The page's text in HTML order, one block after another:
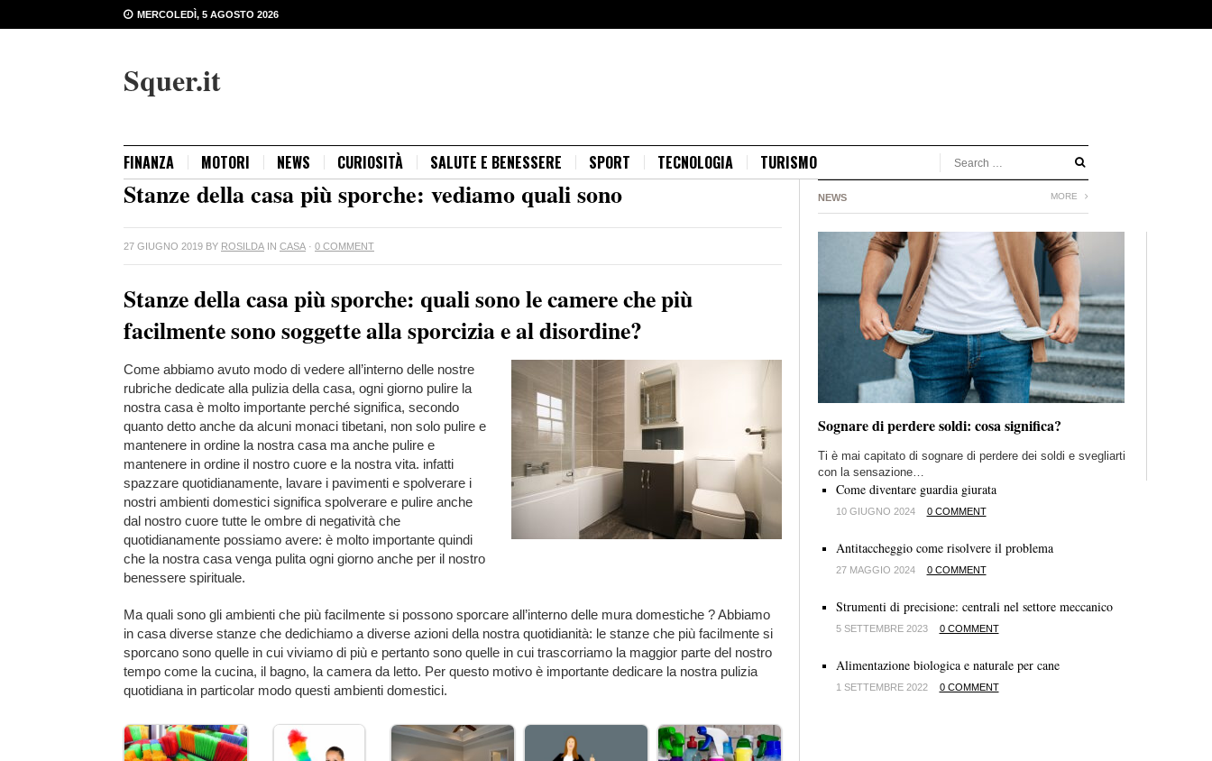
MERCOLEDÌ, 5 AGOSTO 2026
Squer.it
FINANZA MOTORI NEWS CURIOSITÀ SALUTE E BENESSERE SPORT TECNOLOGIA TURISMO
Stanze della casa più sporche: vediamo quali sono
27 GIUGNO 2019 BY ROSILDA IN CASA · 0 COMMENT
Stanze della casa più sporche: quali sono le camere che più
facilmente sono soggette alla sporcizia e al disordine?
Come abbiamo avuto modo di vedere all’interno delle nostre
rubriche dedicate alla pulizia della casa, ogni giorno pulire la
nostra casa è molto importante perché significa, secondo
quanto detto anche da alcuni monaci tibetani, non solo pulire e
mantenere in ordine la nostra casa ma anche pulire e
mantenere in ordine il nostro cuore e la nostra vita. infatti
spazzare quotidianamente, lavare i pavimenti e spolverare i
nostri ambienti domestici significa spolverare e pulire anche
dal nostro cuore tutte le ombre di negatività che
quotidianamente possiamo avere: è molto importante quindi
che la nostra casa venga pulita ogni giorno anche per il nostro
benessere spirituale.
Ma quali sono gli ambienti che più facilmente si possono sporcare all’interno delle mura domestiche ? Abbiamo
in casa diverse stanze che dedichiamo a diverse azioni della nostra quotidianità: le stanze che più facilmente si
sporcano sono quelle in cui viviamo di più e pertanto sono quelle in cui trascorriamo la maggior parte del nostro
tempo come la cucina, il bagno, la camera da letto. Per questo motivo è importante dedicare la nostra pulizia
quotidiana in particolar modo questi ambienti domestici.
NEWS MORE
Sognare di perdere soldi: cosa significa?
Ti è mai capitato di sognare di perdere dei soldi e svegliarti
con la sensazione…
Come diventare guardia giurata
10 GIUGNO 2024 0 COMMENT
Antitaccheggio come risolvere il problema
27 MAGGIO 2024 0 COMMENT
Strumenti di precisione: centrali nel settore meccanico
5 SETTEMBRE 2023 0 COMMENT
Alimentazione biologica e naturale per cane
1 SETTEMBRE 2022 0 COMMENT